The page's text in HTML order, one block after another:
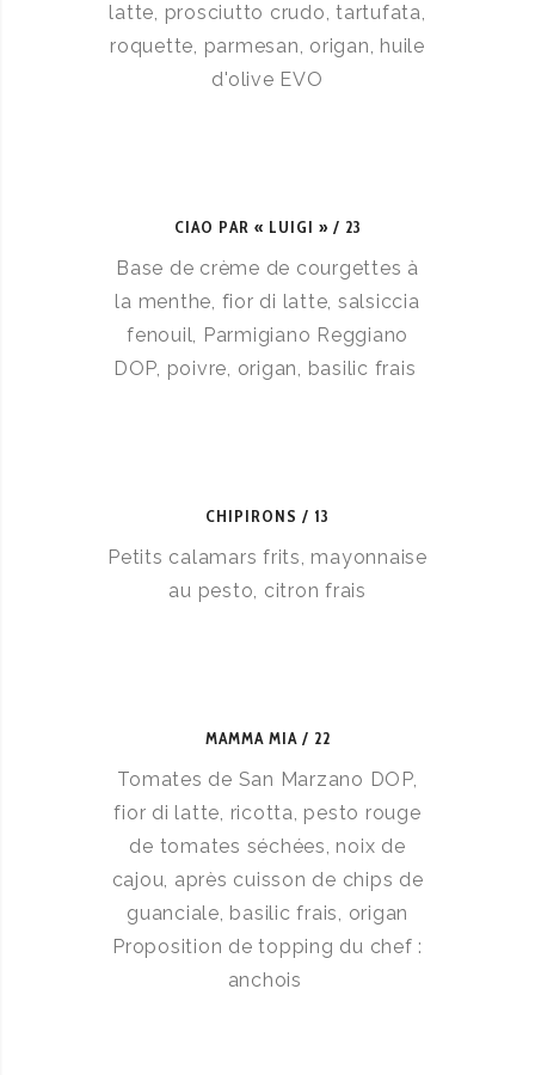
latte, prosciutto crudo, tartufata,
roquette, parmesan, origan, huile
d'olive EVO
CIAO PAR « LUIGI » 23
Base de crème de courgettes à
la menthe, fior di latte, salsiccia
fenouil, Parmigiano Reggiano
DOP, poivre, origan, basilic frais
CHIPIRONS 13
Petits calamars frits, mayonnaise
au pesto, citron frais
MAMMA MIA 22
Tomates de San Marzano DOP,
fior di latte, ricotta, pesto rouge
de tomates séchées, noix de
cajou, après cuisson de chips de
guanciale, basilic frais, origan
Proposition de topping du chef :
anchois